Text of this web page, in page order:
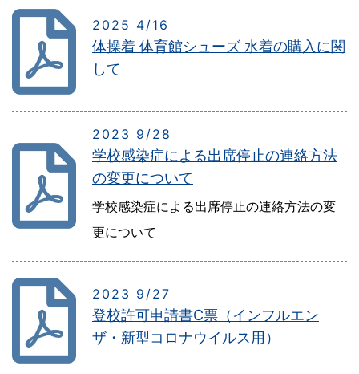
2025 4/16
体操着 体育館シューズ 水着の購入に関
して
2023 9/28
学校感染症による出席停止の連絡方法
の変更について
学校感染症による出席停止の連絡方法の変
更について
2023 9/27
登校許可申請書C票（インフルエン
ザ・新型コロナウイルス用）